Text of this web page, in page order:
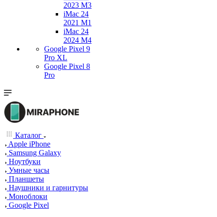
2023 M3
iMac 24
2021 M1
iMac 24
2024 M4
Google Pixel 9
Pro XL
Google Pixel 8
Pro
Каталог
Apple iPhone
Samsung Galaxy
Ноутбуки
Умные часы
Планшеты
Наушники и гарнитуры
Моноблоки
Google Pixel